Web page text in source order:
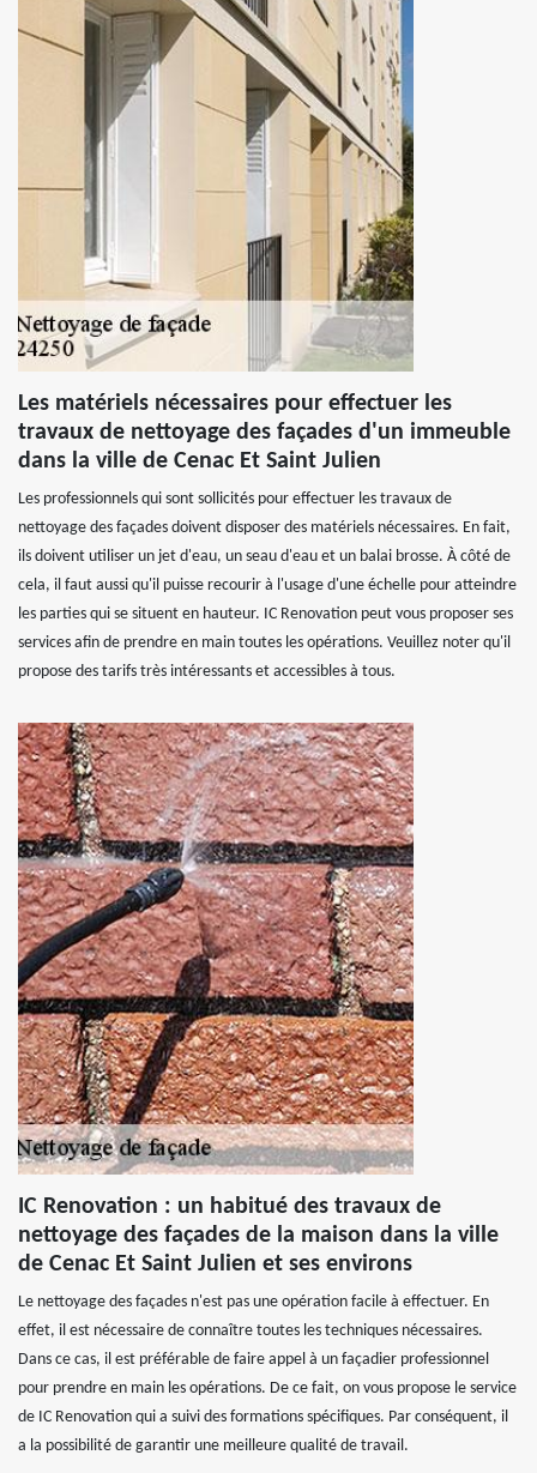
Les matériels nécessaires pour effectuer les
travaux de nettoyage des façades d'un immeuble
dans la ville de Cenac Et Saint Julien
Les professionnels qui sont sollicités pour effectuer les travaux de
nettoyage des façades doivent disposer des matériels nécessaires. En fait,
ils doivent utiliser un jet d'eau, un seau d'eau et un balai brosse. À côté de
cela, il faut aussi qu'il puisse recourir à l'usage d'une échelle pour atteindre
les parties qui se situent en hauteur. IC Renovation peut vous proposer ses
services afin de prendre en main toutes les opérations. Veuillez noter qu'il
propose des tarifs très intéressants et accessibles à tous.
IC Renovation : un habitué des travaux de
nettoyage des façades de la maison dans la ville
de Cenac Et Saint Julien et ses environs
Le nettoyage des façades n'est pas une opération facile à effectuer. En
effet, il est nécessaire de connaître toutes les techniques nécessaires.
Dans ce cas, il est préférable de faire appel à un façadier professionnel
pour prendre en main les opérations. De ce fait, on vous propose le service
de IC Renovation qui a suivi des formations spécifiques. Par conséquent, il
a la possibilité de garantir une meilleure qualité de travail.